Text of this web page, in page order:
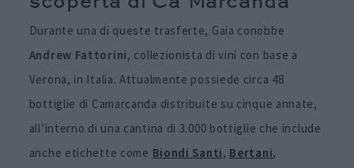
Durante una di queste trasferte, Gaia conobbe
Andrew Fattorini, collezionista di vini con base a
Verona, in Italia. Attualmente possiede circa 48
bottiglie di Camarcanda distribuite su cinque annate,
all’interno di una cantina di 3.000 bottiglie che include
anche etichette come Biondi Santi, Bertani,